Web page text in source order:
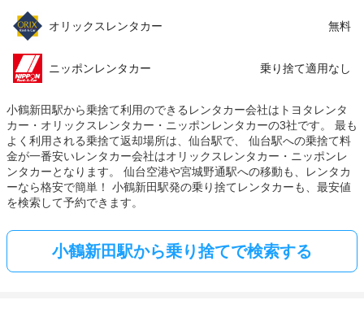
オリックスレンタカー 無料
ニッポンレンタカー 乗り捨て適用なし
小鶴新田駅から乗捨て利用のできるレンタカー会社はトヨタレンタ
カー・オリックスレンタカー・ニッポンレンタカーの3社です。 最も
よく利用される乗捨て返却場所は、仙台駅で、 仙台駅への乗捨て料
金が一番安いレンタカー会社はオリックスレンタカー・ニッポンレ
ンタカーとなります。 仙台空港や宮城野通駅への移動も、レンタカ
ーなら格安で簡単！ 小鶴新田駅発の乗り捨てレンタカーも、最安値
を検索して予約できます。
小鶴新田駅から乗り捨てで検索する